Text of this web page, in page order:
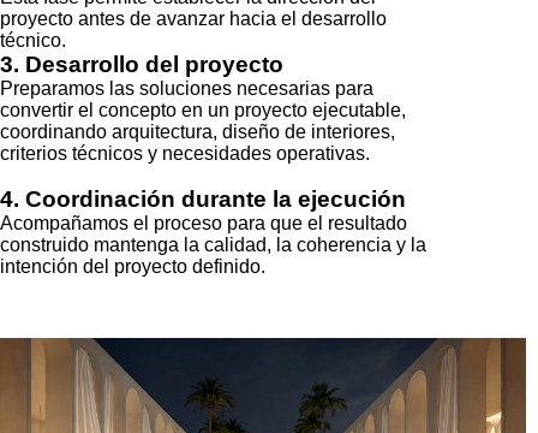
ARQUITECTURA E INTERIORISMO PARA
RESTAURANTES DENTRO DE LUV